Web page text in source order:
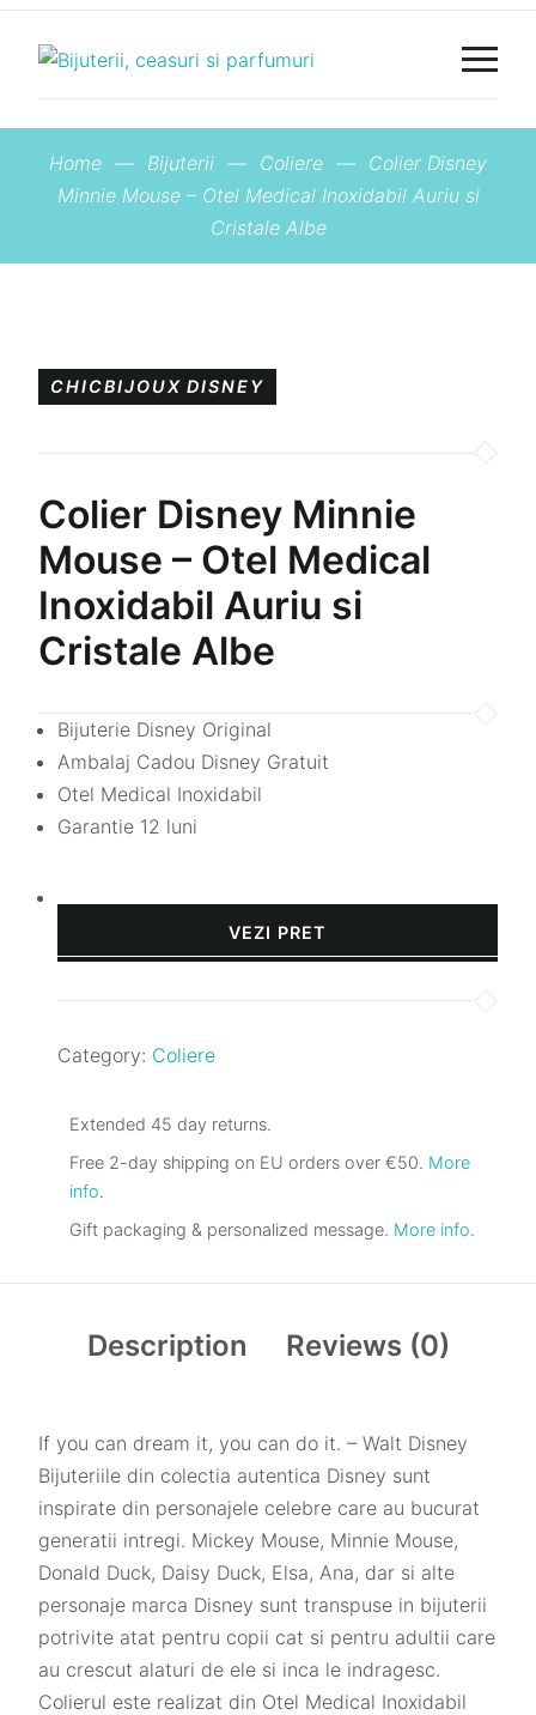
Home — Bijuterii — Coliere — Colier Disney
Minnie Mouse – Otel Medical Inoxidabil Auriu si
Cristale Albe
CHICBIJOUX DISNEY
Colier Disney Minnie
Mouse – Otel Medical
Inoxidabil Auriu si
Cristale Albe
Bijuterie Disney Original
Ambalaj Cadou Disney Gratuit
Otel Medical Inoxidabil
Garantie 12 luni
VEZI PRET
Category: Coliere
Extended 45 day returns.
Free 2-day shipping on EU orders over €50. More
info.
Gift packaging & personalized message. More info.
Description Reviews (0)
If you can dream it, you can do it. – Walt Disney
Bijuteriile din colectia autentica Disney sunt
inspirate din personajele celebre care au bucurat
generatii intregi. Mickey Mouse, Minnie Mouse,
Donald Duck, Daisy Duck, Elsa, Ana, dar si alte
personaje marca Disney sunt transpuse in bijuterii
potrivite atat pentru copii cat si pentru adultii care
au crescut alaturi de ele si inca le indragesc.
Colierul este realizat din Otel Medical Inoxidabil